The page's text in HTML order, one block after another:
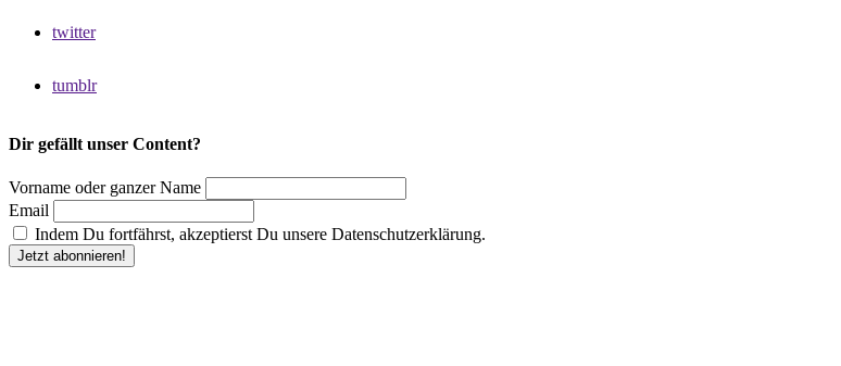
twitter
tumblr
Dir gefällt unser Content?
Vorname oder ganzer Name
Email
Indem Du fortfährst, akzeptierst Du unsere Datenschutzerklärung.